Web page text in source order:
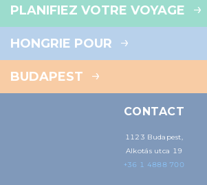
PLANIFIEZ VOTRE VOYAGE
HONGRIE POUR
BUDAPEST
CONTACT
1123 Budapest,
Alkotás utca 19
+36 1 4888 700